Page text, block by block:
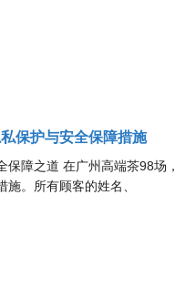
保护与安全保障措施
保障之道 在广州高端茶98
。所有顾客的姓名、